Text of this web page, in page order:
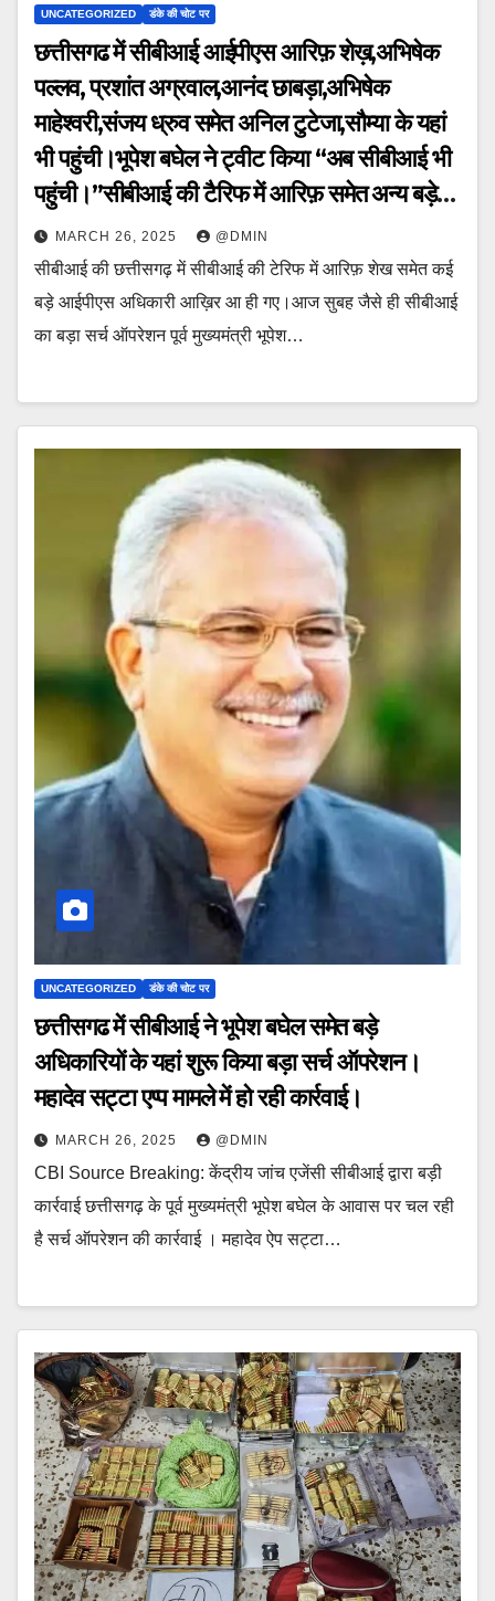
UNCATEGORIZED डंके की चोट पर
छत्तीसगढ में सीबीआई आईपीएस आरिफ़ शेख़,अभिषेक
पल्लव, प्रशांत अग्रवाल,आनंद छाबड़ा,अभिषेक
माहेश्वरी,संजय ध्रुव समेत अनिल टुटेजा,सौम्या के यहां
भी पहुंची।भूपेश बघेल ने ट्वीट किया “अब सीबीआई भी
पहुंची।”सीबीआई की टैरिफ में आरिफ़ समेत अन्य बड़े
अधिकारियों के आने के पीछे किसका किसका रहा
योगदान जानिए ‘पहल’ पर पूरे नाम और प्रमाण सहित ये
ख़बर।
MARCH 26, 2025 @DMIN
सीबीआई की छत्तीसगढ़ में सीबीआई की टेरिफ में आरिफ़ शेख समेत कई
बड़े आईपीएस अधिकारी आख़िर आ ही गए।आज सुबह जैसे ही सीबीआई
का बड़ा सर्च ऑपरेशन पूर्व मुख्यमंत्री भूपेश…
UNCATEGORIZED डंके की चोट पर
छत्तीसगढ में सीबीआई ने भूपेश बघेल समेत बड़े
अधिकारियों के यहां शुरू किया बड़ा सर्च ऑपरेशन।
महादेव सट्टा एप्प मामले में हो रही कार्रवाई।
MARCH 26, 2025 @DMIN
CBI Source Breaking: केंद्रीय जांच एजेंसी सीबीआई द्वारा बड़ी
कार्रवाई छत्तीसगढ़ के पूर्व मुख्यमंत्री भूपेश बघेल के आवास पर चल रही
है सर्च ऑपरेशन की कार्रवाई । महादेव ऐप सट्टा…